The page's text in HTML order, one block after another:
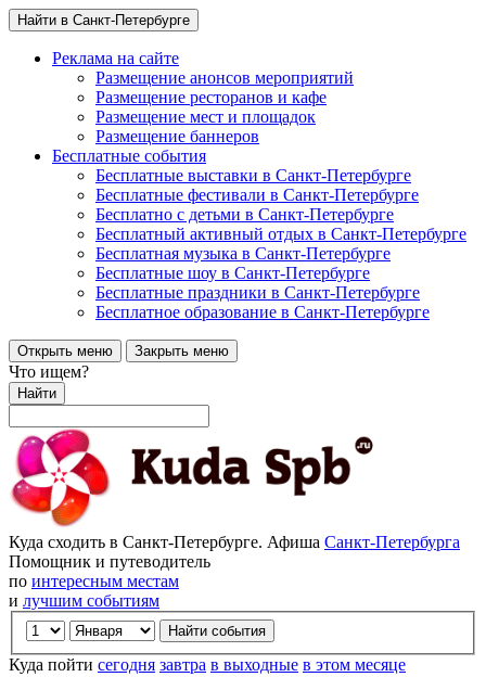
Найти в Санкт-Петербурге
Реклама на сайте
Размещение анонсов мероприятий
Размещение ресторанов и кафе
Размещение мест и площадок
Размещение баннеров
Бесплатные события
Бесплатные выставки в Санкт-Петербурге
Бесплатные фестивали в Санкт-Петербурге
Бесплатно с детьми в Санкт-Петербурге
Бесплатный активный отдых в Санкт-Петербурге
Бесплатная музыка в Санкт-Петербурге
Бесплатные шоу в Санкт-Петербурге
Бесплатные праздники в Санкт-Петербурге
Бесплатное образование в Санкт-Петербурге
Открыть меню Закрыть меню
Что ищем?
Найти
Куда сходить в Санкт-Петербурге. Афиша Санкт-Петербурга
Помощник и путеводитель
по интересным местам
и лучшим событиям
Куда пойти сегодня завтра в выходные в этом месяце